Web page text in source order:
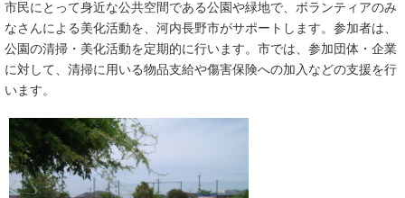
市民にとって身近な公共空間である公園や緑地で、ボランティアのみ
なさんによる美化活動を、河内長野市がサポートします。参加者は、
公園の清掃・美化活動を定期的に行います。市では、参加団体・企業
に対して、清掃に用いる物品支給や傷害保険への加入などの支援を行
います。